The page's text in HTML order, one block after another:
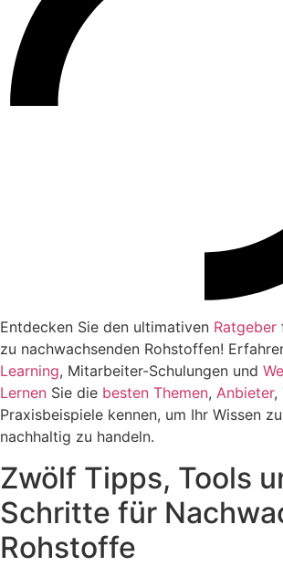
Entdecken Sie den ultimativen Ratgeber
zu nachwachsenden Rohstoffen!
Learning, Mitarbeiter-Schulungen und
Lernen Sie die besten Themen, Anbieter,
Praxisbeispiele kennen, um Ihr Wissen
nachhaltig zu handeln.
Zwölf Tipps, Tools
Schritte für
Rohstoffe